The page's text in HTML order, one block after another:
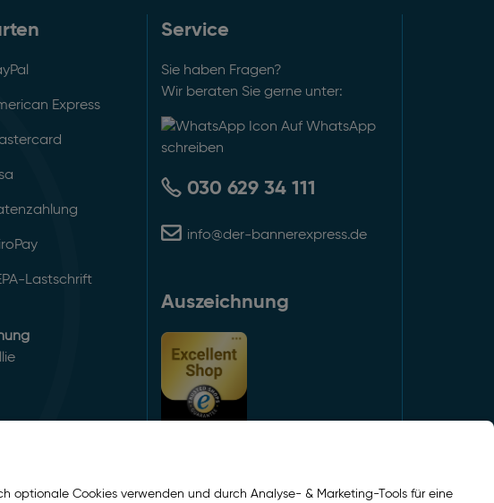
Express
Lastschrift
Service
Sie haben Fragen?
Wir beraten Sie gerne unter:
Auf WhatsApp
schreiben
030 629 34 111
info@der-bannerexpress.de
Auszeichnung
optionale Cookies verwenden und durch Analyse- & Marketing-Tools für eine